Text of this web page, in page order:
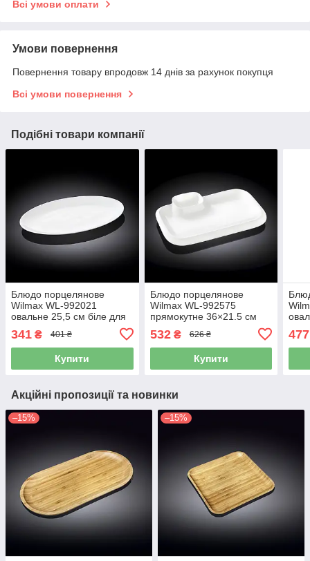
Всі умови оплати
Умови повернення
Повернення товару впродовж 14 днів за рахунок покупця
Всі умови повернення
Подібні товари компанії
Блюдо порцелянове
Wilmax WL-992021
овальне 25,5 см біле для
341 ₴ 401 ₴
Купити
Блюдо порцелянове
Wilmax WL-992575
прямокутне 36×21.5 см
біле для сервірування та
подачі
532₴ 626 ₴
Купити
477
Акційні пропозиції та новинки
–15% –15%